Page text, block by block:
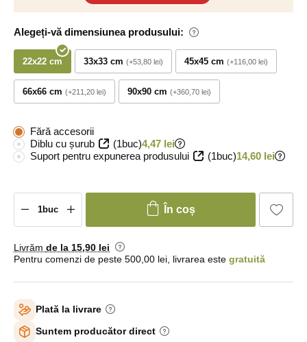
Alegeți-vă dimensiunea produsului:
22x22 cm 33x33 cm +53,80 lei 45x45 cm +116,00 lei
66x66 cm +211,20 lei 90x90 cm +360,70 lei
Fără accesorii
Diblu cu șurub
(1buc)4,47 lei
Suport pentru expunerea produsului
(1buc)14,60 lei
În coș
Livrăm de la 15,90 lei
Pentru comenzi de peste 500,00 lei, livrarea este gratuită
Plată la livrare
Suntem producător direct